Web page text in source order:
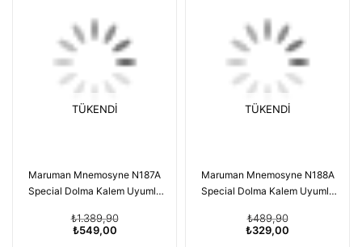
TÜKENDI
Maruman Mnemosyne N187A
Special Dolma Kalem Uyumlu
₺549,00
₺1.389,90
TÜKENDI
Maruman Mnemosyne N188A
Special Dolma Kalem Uyumlu
₺329,00
₺489,90